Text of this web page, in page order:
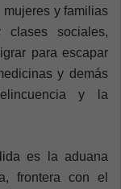
y familias
clases sociales,
para escapar
y demás
y la
es la aduana
frontera con el